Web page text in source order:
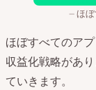
ほ
ほぼすべてのア
収益化戦略があ
ていきます。